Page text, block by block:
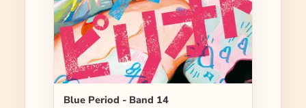
Blue Period - Band 14